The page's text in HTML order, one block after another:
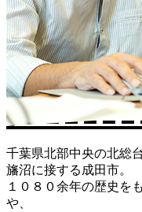
千葉県北部中央の北総
旛沼に接する成田市。
１０８０余年の歴史を
や、